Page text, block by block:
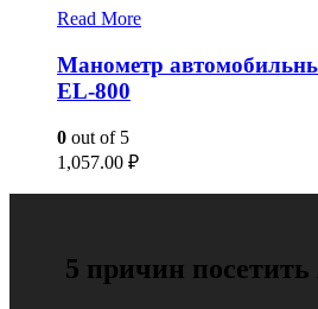
Read More
Манометр
EL-800
0 out of 5
1,057.00 ₽
5 причин посетить